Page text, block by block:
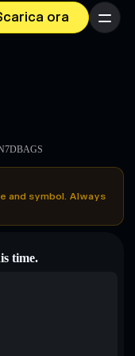
ora Menu
and symbol. Always
time.